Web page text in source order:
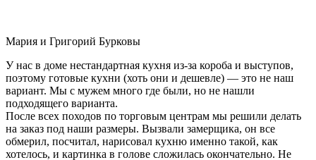
Мария и Григорий Бурковы
У нас в доме нестандартная кухня из-за короба и выступов,
поэтому готовые кухни (хоть они и дешевле) — это не наш
вариант. Мы с мужем много где были, но не нашли
подходящего варианта.
После всех походов по торговым центрам мы решили делать
на заказ под наши размеры. Вызвали замерщика, он все
обмерил, посчитал, нарисовал кухню именно такой, как
хотелось, и картинка в голове сложилась окончательно. Не